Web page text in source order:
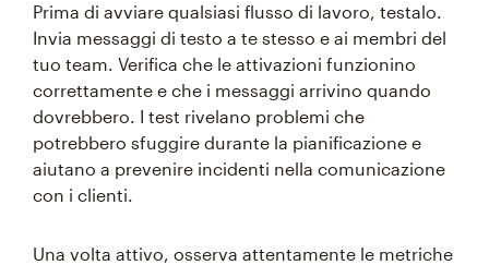
Prima di avviare qualsiasi flusso di lavoro, testalo.
Invia messaggi di testo a te stesso e ai membri del
tuo team. Verifica che le attivazioni funzionino
correttamente e che i messaggi arrivino quando
dovrebbero. I test rivelano problemi che
potrebbero sfuggire durante la pianificazione e
aiutano a prevenire incidenti nella comunicazione
con i clienti.
Una volta attivo, osserva attentamente le metriche